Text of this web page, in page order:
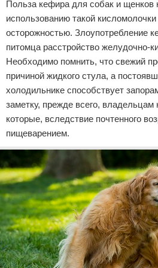
Польза кефира для собак и щенков
использованию такой
осторожностью. Злоупотребление
питомца расстройство желудочно-
Необходимо помнить, что свежий
причиной жидкого стула, а
холодильнике способствует
заметку, прежде всего,
которые, вследствие почтенного
пищеварением.